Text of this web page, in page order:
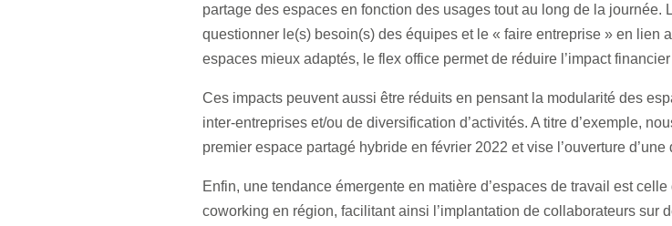
partage des espaces en fonction des usages tout au long de la journée.
questionner le(s) besoin(s) des équipes et le « faire entreprise » en lien
espaces mieux adaptés, le flex office permet de réduire l’impact
Ces impacts peuvent aussi être réduits en pensant la modularité des
inter-entreprises et/ou de diversification d’activités. A titre d’exemple,
premier espace partagé hybride en février 2022 et vise l’ouverture
Enfin, une tendance émergente en matière d’espaces de travail est
coworking en région, facilitant ainsi l’implantation de collaborateurs sur